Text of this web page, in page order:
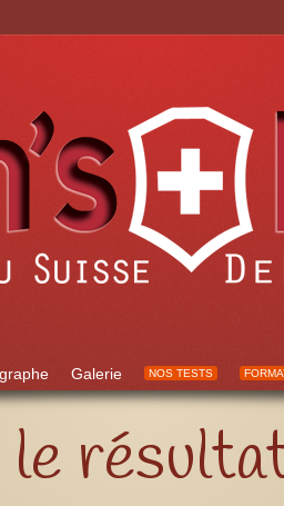
Galerie NOS TESTS